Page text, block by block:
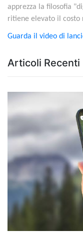
apprezza la filosofia
ritiene elevato il costo
Guarda il video di
Articoli Recenti